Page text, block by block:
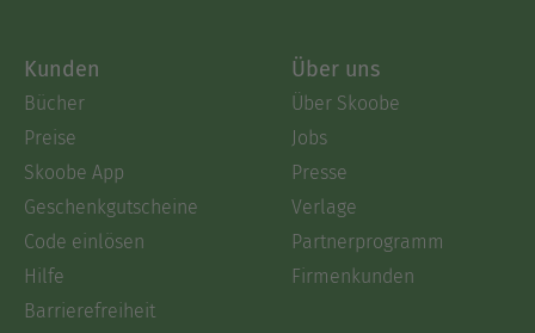
Kunden
Bücher
Preise
Skoobe App
Geschenkgutscheine
Code einlösen
Hilfe
Barrierefreiheit
Über uns
Über Skoobe
Jobs
Presse
Verlage
Partnerprogramm
Firmenkunden